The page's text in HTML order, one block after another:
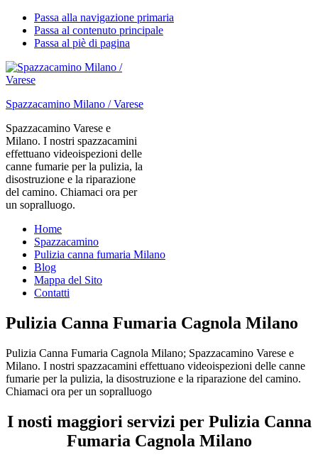
Passa alla navigazione primaria
Passa al contenuto principale
Passa al piè di pagina
Spazzacamino Milano / Varese
Spazzacamino Varese e
Milano. I nostri spazzacamini
effettuano videoispezioni delle
canne fumarie per la pulizia, la
disostruzione e la riparazione
del camino. Chiamaci ora per
un sopralluogo.
Home
Spazzacamino
Pulizia canna fumaria Milano
Blog
Mappa del Sito
Contatti
Pulizia Canna Fumaria Cagnola Milano
Pulizia Canna Fumaria Cagnola Milano; Spazzacamino Varese e
Milano. I nostri spazzacamini effettuano videoispezioni delle canne
fumarie per la pulizia, la disostruzione e la riparazione del camino.
Chiamaci ora per un sopralluogo
I nosti maggiori servizi per Pulizia Canna
Fumaria Cagnola Milano